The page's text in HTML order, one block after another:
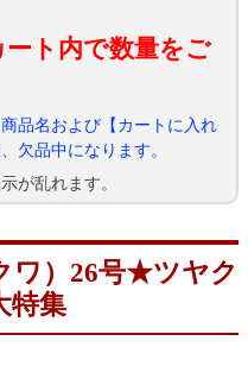
ト内で数量をご
品名および【カートに入れ
欠品中になります。
が乱れます。
ワ）26号★ツヤク
特集